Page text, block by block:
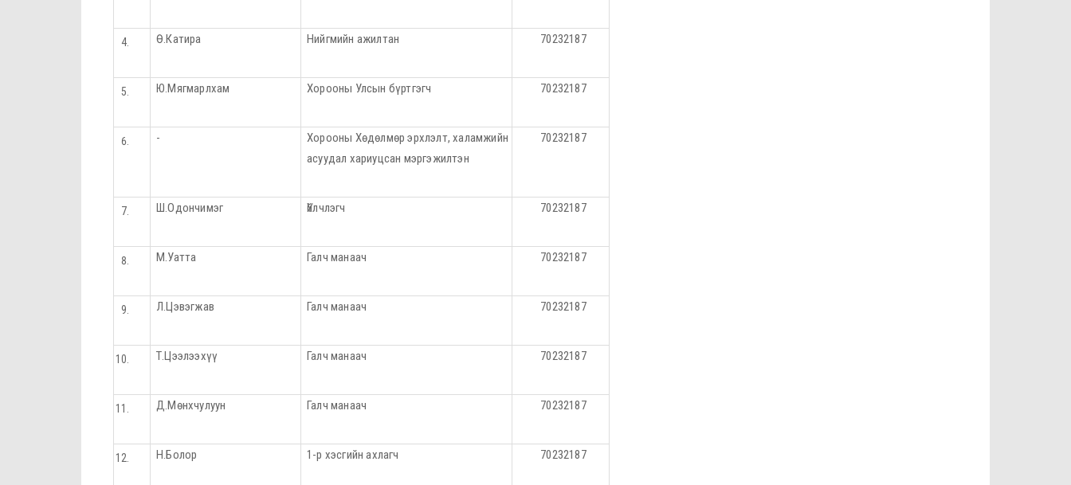
Ө.Катира Нийгмийн ажилтан 70232187
Ю.Мягмарлхам Хорооны Улсын бүртгэгч 70232187
-
Хорооны Хөдөлмөр эрхлэлт, халамжийн
асуудал хариуцсан мэргэжилтэн
70232187
Ш.Одончимэг Үйлчлэгч 70232187
М.Уатта Галч манаач 70232187
Л.Цэвэгжав Галч манаач 70232187
Т.Цээлээхүү Галч манаач 70232187
Д.Мөнхчулуун Галч манаач 70232187
Н.Болор 1-р хэсгийн ахлагч 70232187